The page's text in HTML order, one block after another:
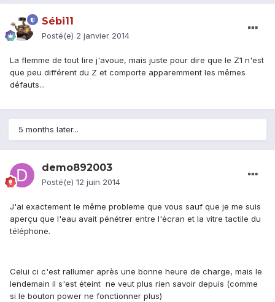
Sébi11
Posté(e) 2 janvier 2014
La flemme de tout lire j'avoue, mais juste pour dire que le Z1 n'est
que peu différent du Z et comporte apparemment les mêmes
défauts...
5 months later...
demo892003
Posté(e) 12 juin 2014
J'ai exactement le même probleme que vous sauf que je me suis
aperçu que l'eau avait pénétrer entre l'écran et la vitre tactile du
téléphone.
Celui ci c'est rallumer après une bonne heure de charge, mais le
lendemain il s'est éteint ne veut plus rien savoir depuis (comme
si le bouton power ne fonctionner plus)